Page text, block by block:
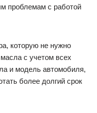
проблемам с работой
которую не нужно
с учетом всех
и модель автомобиля,
более долгий срок